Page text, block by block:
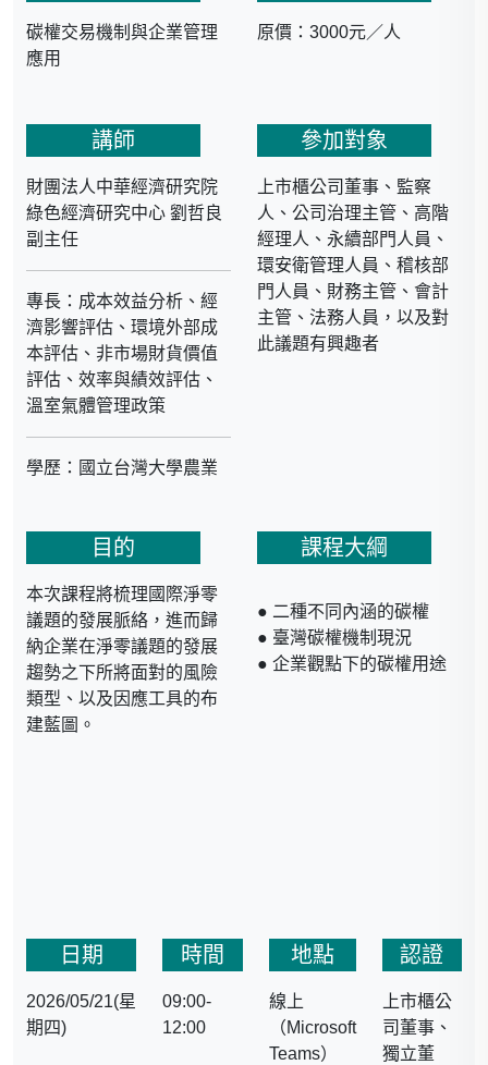
碳權交易機制與企業管理
應用
原價：3000元／人
講師
財團法人中華經濟研究院
綠色經濟研究中心 劉哲良
副主任
專長：成本效益分析、經
濟影響評估、環境外部成
本評估、非市場財貨價值
評估、效率與績效評估、
溫室氣體管理政策
學歷：國立台灣大學農業
產管理經濟」
經歷：
● 亞洲環境與資源經濟學
會 (AAERE) 理事
● 臺灣碳權交易所 ( TCX)
董事
● 臺灣大學、淡江大學兼
任助理教授
● 中華經濟研究院 助研究
員、副研究員
參加對象
上市櫃公司董事、監察
人、公司治理主管、高階
經理人、永續部門人員、
環安衛管理人員、稽核部
門人員、財務主管、會計
主管、法務人員，以及對
此議題有興趣者
目的
本次課程將梳理國際淨零
議題的發展脈絡，進而歸
納企業在淨零議題的發展
趨勢之下所將面對的風險
類型、以及因應工具的布
建藍圖。
課程大綱
● 二種不同內涵的碳權
● 臺灣碳權機制現況
● 企業觀點下的碳權用途
日期
2026/05/21(星
期四)
時間
09:00-
12:00
地點
線上
（Microsoft
Teams）
認證
上市櫃公
司董事、
獨立董